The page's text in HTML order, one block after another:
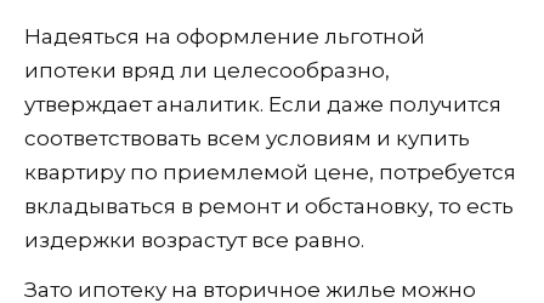
Надеяться на оформление льготной
ипотеки вряд ли целесообразно,
утверждает аналитик. Если даже получится
соответствовать всем условиям и купить
квартиру по приемлемой цене, потребуется
вкладываться в ремонт и обстановку, то есть
издержки возрастут все равно.
Зато ипотеку на вторичное жилье можно